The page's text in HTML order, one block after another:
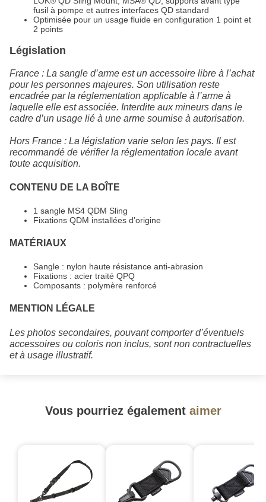
fusil à pompe et autres interfaces QD standard
Optimisée pour un usage fluide en configuration 1 point et
2 points
Législation
France : La sangle d’arme est un accessoire libre à l’achat
pour les personnes majeures. Son utilisation reste
encadrée par la réglementation applicable à l’arme à
laquelle elle est associée. Interdite aux mineurs dans le
cadre d’un usage lié à une arme soumise à autorisation.
Hors France : La législation varie selon les pays. Il est
recommandé de vérifier la réglementation locale avant
toute acquisition.
CONTENU DE LA BOÎTE
1 sangle MS4 QDM Sling
Fixations QDM installées d’origine
MATÉRIAUX
Sangle : nylon haute résistance anti-abrasion
Fixations : acier traité QPQ
Composants : polymère renforcé
MENTION LÉGALE
Les photos secondaires, pouvant comporter d’éventuels
accessoires ou coloris non inclus, sont non contractuelles
et à usage illustratif.
Vous pourriez également aimer